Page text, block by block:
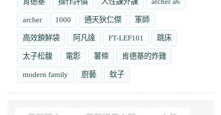
archer 1000 通天狄仁傑 軍師
高效鎖鮮袋 阿凡達 FT-LEF101 跳床
太子松馥 電影 薯條 肯德基的炸雞
modern family 廚藝 蚊子